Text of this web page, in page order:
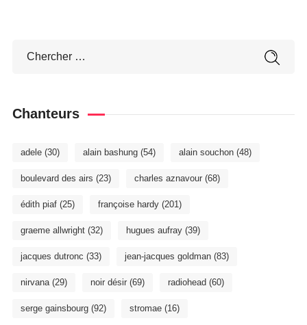
Chanteurs
adele(30) alain bashung(54) alain souchon(48)
boulevard des airs (23) charles aznavour(68)
édith piaf(25) françoise hardy(201)
graeme allwright(32) hugues aufray(39)
jacques dutronc (33) jean-jacques goldman(83)
nirvana(29) noir désir(69) radiohead (60)
serge gainsbourg(92) stromae(16)